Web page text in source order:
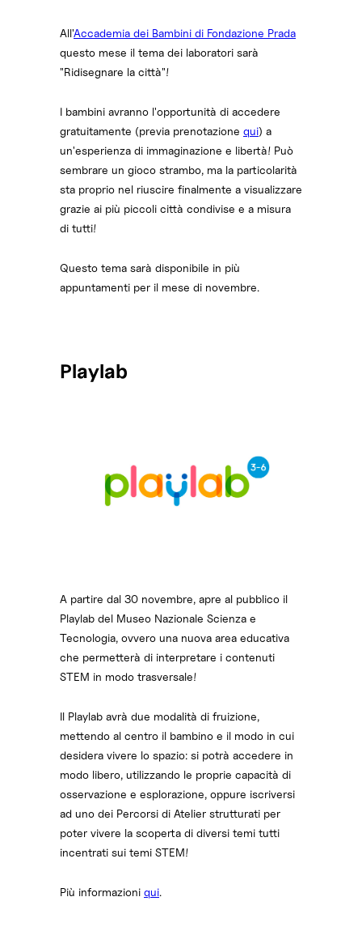
All'Accademia dei Bambini di Fondazione Prada
questo mese il tema dei laboratori sarà
"Ridisegnare la città"!
I bambini avranno l'opportunità di accedere
gratuitamente (previa prenotazione qui) a
un'esperienza di immaginazione e libertà! Può
sembrare un gioco strambo, ma la particolarità
sta proprio nel riuscire finalmente a visualizzare
grazie ai più piccoli città condivise e a misura
di tutti!
Questo tema sarà disponibile in più
appuntamenti per il mese di novembre.
Playlab
A partire dal 30 novembre, apre al pubblico il
Playlab del Museo Nazionale Scienza e
Tecnologia, ovvero una nuova area educativa
che permetterà di interpretare i contenuti
STEM in modo trasversale!
Il Playlab avrà due modalità di fruizione,
mettendo al centro il bambino e il modo in cui
desidera vivere lo spazio: si potrà accedere in
modo libero, utilizzando le proprie capacità di
osservazione e esplorazione, oppure iscriversi
ad uno dei Percorsi di Atelier strutturati per
poter vivere la scoperta di diversi temi tutti
incentrati sui temi STEM!
Più informazioni qui.